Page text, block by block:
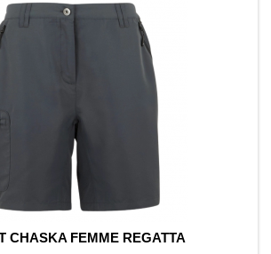
CHASKA FEMME REGATTA